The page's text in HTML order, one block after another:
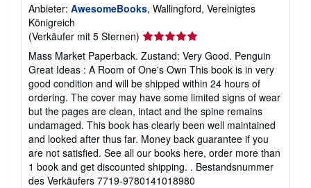
Anbieter: AwesomeBooks, Wallingford, Vereinigtes
Königreich
(Verkäufer mit 5 Sternen) Verkäuferbewertung
5
von
5
Sternen
Mass Market Paperback. Zustand: Very Good. Penguin
Great Ideas : A Room of One's Own This book is in very
good condition and will be shipped within 24 hours of
ordering. The cover may have some limited signs of wear
but the pages are clean, intact and the spine remains
undamaged. This book has clearly been well maintained
and looked after thus far. Money back guarantee if you
are not satisfied. See all our books here, order more than
1 book and get discounted shipping. . Bestandsnummer
des Verkäufers 7719-9780141018980